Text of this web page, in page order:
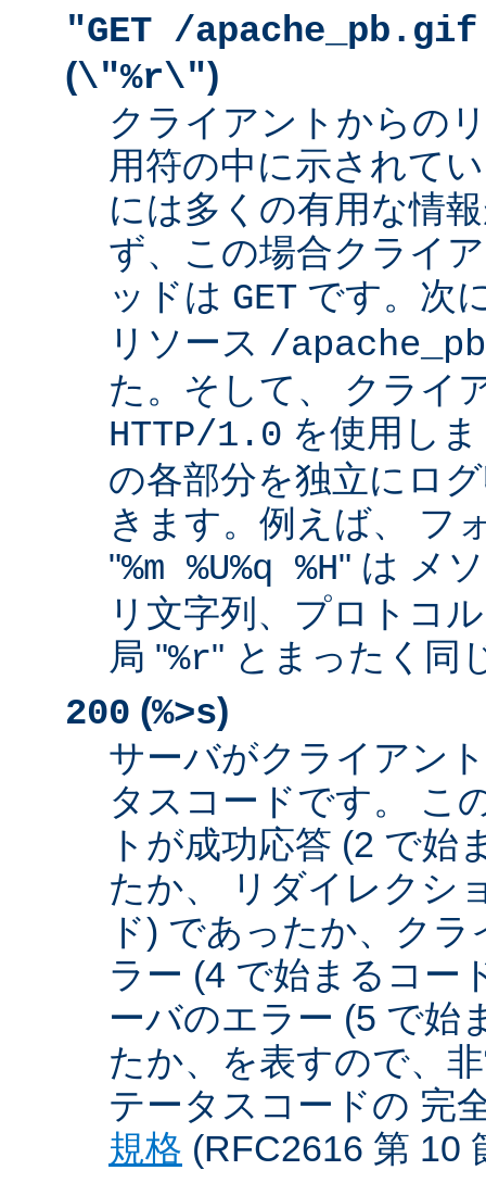
"GET /
(\"%r\")
クライアントからの
用符の中に示されて
には多くの有用な情
ず、この場合クライ
ッドは GET です。次
リソース /
た。そして、 クライ
HTTP/1.0 を使用し
の各部分を独立にロ
きます。例えば、 フ
"%m %U%q %H" は メ
リ文字列、プロトコ
局 "%r" とまったく同
200 (%>s)
サーバがクライアン
タスコードです。 こ
トが成功応答 (2 で始
たか、 リダイレクシ
ド) であったか、ク
ラー (4 で始まるコー
ーバのエラー (5 で始
たか、を表すので、
テータスコードの 完
規格 (RFC2616 第 10